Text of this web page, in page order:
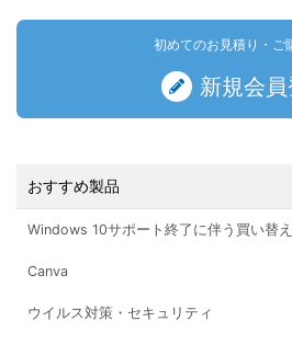
初めてのお見積り・ご
新規会
おすすめ製品
Windows 10サポート終了に伴う買い替
Canva
ウイルス対策・セキュリティ